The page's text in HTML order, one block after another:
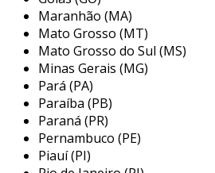
revestimentos especiais que os
contra intempéries e agentes
principais aplicações de
para longa distância
os cabos elétricos para longa
uma vasta gama de aplicações em
setores. eles são utilizados em
Maranhão (MA)
Mato Grosso (MT)
Mato Grosso do Sul (MS)
Minas Gerais (MG)
Pará (PA)
Paraíba (PB)
Paraná (PR)
Pernambuco (PE)
Piauí (PI)